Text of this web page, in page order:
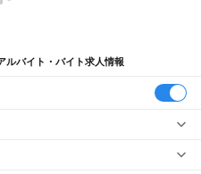
ルバイト・バイト求人情報